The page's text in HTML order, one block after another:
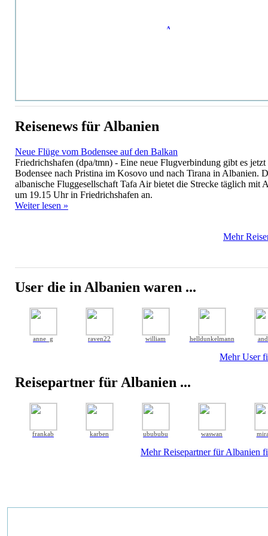
Reisenews für Albanien
Neue Flüge vom Bodensee auf den Balkan
Friedrichshafen (dpa/tmn) - Eine neue Flugverbindung gibt es
Bodensee nach Pristina im Kosovo und nach Tirana in Albanien.
albanische Fluggesellschaft Tafa Air bietet die Strecke täglich mit
um 19.15 Uhr in Friedrichshafen an.
Weiter lesen »
Mehr
User die in Albanien waren ...
anne_g raven22 william helldunkelmann
Mehr User
Reisepartner für Albanien ...
frankab karben ubububu waswan
Mehr Reisepartner für Albanien